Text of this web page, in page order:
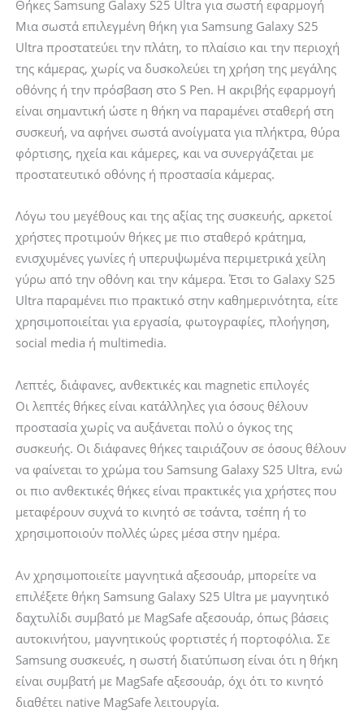
Θήκες Samsung Galaxy S25 Ultra για σωστή εφαρμογή
Μια σωστά επιλεγμένη θήκη για Samsung Galaxy S25
Ultra προστατεύει την πλάτη, το πλαίσιο και την περιοχή
της κάμερας, χωρίς να δυσκολεύει τη χρήση της μεγάλης
οθόνης ή την πρόσβαση στο S Pen. Η ακριβής εφαρμογή
είναι σημαντική ώστε η θήκη να παραμένει σταθερή στη
συσκευή, να αφήνει σωστά ανοίγματα για πλήκτρα, θύρα
φόρτισης, ηχεία και κάμερες, και να συνεργάζεται με
προστατευτικό οθόνης ή προστασία κάμερας.
Λόγω του μεγέθους και της αξίας της συσκευής, αρκετοί
χρήστες προτιμούν θήκες με πιο σταθερό κράτημα,
ενισχυμένες γωνίες ή υπερυψωμένα περιμετρικά χείλη
γύρω από την οθόνη και την κάμερα. Έτσι το Galaxy S25
Ultra παραμένει πιο πρακτικό στην καθημερινότητα, είτε
χρησιμοποιείται για εργασία, φωτογραφίες, πλοήγηση,
social media ή multimedia.
Λεπτές, διάφανες, ανθεκτικές και magnetic επιλογές
Οι λεπτές θήκες είναι κατάλληλες για όσους θέλουν
προστασία χωρίς να αυξάνεται πολύ ο όγκος της
συσκευής. Οι διάφανες θήκες ταιριάζουν σε όσους θέλουν
να φαίνεται το χρώμα του Samsung Galaxy S25 Ultra, ενώ
οι πιο ανθεκτικές θήκες είναι πρακτικές για χρήστες που
μεταφέρουν συχνά το κινητό σε τσάντα, τσέπη ή το
χρησιμοποιούν πολλές ώρες μέσα στην ημέρα.
Αν χρησιμοποιείτε μαγνητικά αξεσουάρ, μπορείτε να
επιλέξετε θήκη Samsung Galaxy S25 Ultra με μαγνητικό
δαχτυλίδι συμβατό με MagSafe αξεσουάρ, όπως βάσεις
αυτοκινήτου, μαγνητικούς φορτιστές ή πορτοφόλια. Σε
Samsung συσκευές, η σωστή διατύπωση είναι ότι η θήκη
είναι συμβατή με MagSafe αξεσουάρ, όχι ότι το κινητό
διαθέτει native MagSafe λειτουργία.